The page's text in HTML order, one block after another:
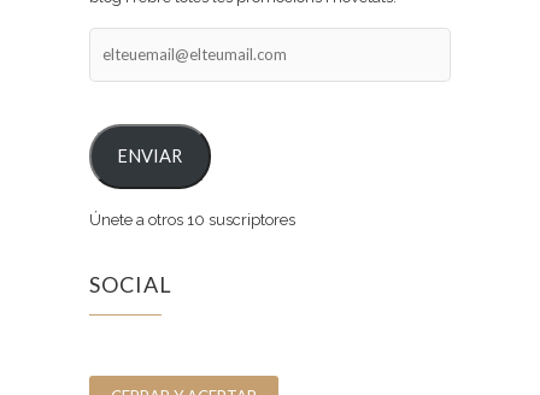
ENVIAR
Únete a otros 10 suscriptores
SOCIAL